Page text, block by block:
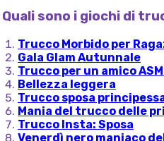
Quali sono i giochi di
Trucco Morbido per
Gala Glam Autunnale
Trucco per un amico
Bellezza leggera
Trucco sposa
Mania del trucco delle
Trucco Insta: Sposa
Venerdì nero maniaco